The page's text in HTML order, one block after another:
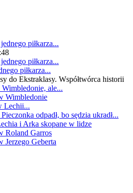
piłkarza...
do Ekstraklasy. Współtwórca historii
ale...
Wimbledonie
Lechii...
odpadł, bo sędzia ukradł...
i Arka skopane w lidze
Roland Garros
Jerzego Geberta